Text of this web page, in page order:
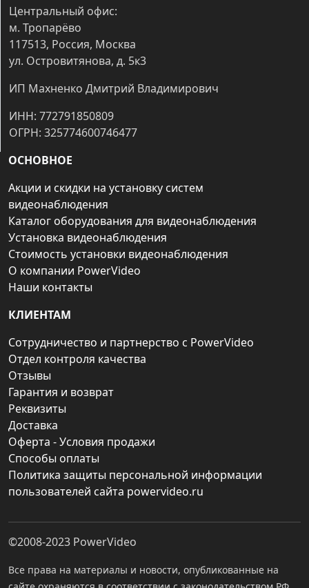
Центральный офис:
м. Тропарёво
117513, Россия, Москва
ул. Островитянова, д. 5к3
ИП Махненко Дмитрий Владимирович
ИНН: 772791850809
ОГРН: 325774600746477
ОСНОВНОЕ
Акции и скидки на установку систем
видеонаблюдения
Каталог оборудования для видеонаблюдения
Установка видеонаблюдения
Стоимость установки видеонаблюдения
О компании PowerVideo
Наши контакты
КЛИЕНТАМ
Сотрудничество и партнерство с PowerVideo
Отдел контроля качества
Отзывы
Гарантия и возврат
Реквизиты
Доставка
Оферта - Условия продажи
Способы оплаты
Политика защиты персональной информации
пользователей сайта powervideo.ru
©2008-2023 PowerVideo
Все права на материалы и новости, опубликованные на